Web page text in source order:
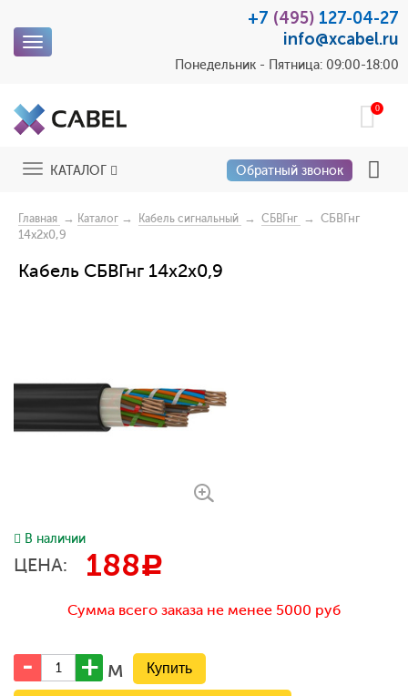
Toggle
+7 (495) 127-04-27
info@xcabel.ru
Понедельник - Пятница: 09:00-18:00
0
ToggleКАТАЛОГ Обратный звонок
Главная → Каталог → Кабель сигнальный → СБВГнг → СБВГнг
14x2x0,9
Кабель СБВГнг 14x2x0,9
В наличии
ЦЕНА: 188c
Сумма всего заказа не менее 5000 руб
м